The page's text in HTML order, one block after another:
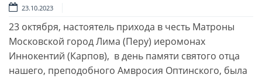
23.10.2023
23 октября, настоятель прихода в честь Матроны
Московской город Лима (Перу) иеромонах
Иннокентий (Карпов), в день памяти святого отца
нашего, преподобного Амвросия Оптинского, была